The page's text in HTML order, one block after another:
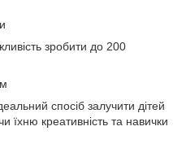
зробити до 200
спосіб залучити дітей
їхню креативність та навички